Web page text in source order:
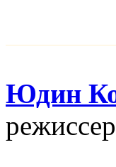
Юдин
режисcер